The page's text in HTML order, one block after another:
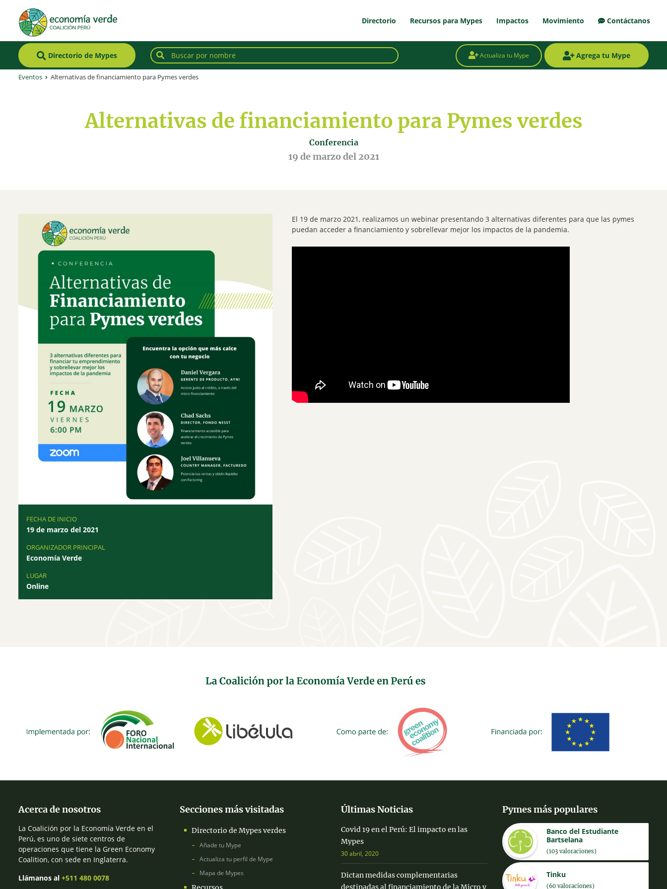
Directorio Recursos para Mypes Impactos Movimiento Contáctanos
Directorio de Mypes Actualiza tu Mype Agrega tu Mype
Eventos Alternativas de financiamiento para Pymes verdes
Alternativas de financiamiento para Pymes verdes
Conferencia
19 de marzo del 2021
FECHA DE INICIO
19 de marzo del 2021
ORGANIZADOR PRINCIPAL
Economía Verde
LUGAR
Online
El 19 de marzo 2021, realizamos un webinar presentando 3 alternativas diferentes para que las pymes
puedan acceder a financiamiento y sobrellevar mejor los impactos de la pandemia.
Acerca de nosotros
La Coalición por la Economía Verde en el
Perú, es uno de siete centros de
operaciones que tiene la Green Economy
Coalition, con sede en Inglaterra.
Llámanos al +511 480 0078
Secciones más visitadas
Directorio de Mypes verdes
Añade tu Mype
Actualiza tu perfil de Mype
Mapa de Mypes
Últimas Noticias
Covid 19 en el Perú: El impacto en las
Mypes
30 abril, 2020
Dictan medidas complementarias
destinadas al financiamiento de la Micro y
Pymes más populares
Banco del Estudiante
Bartselana
(103 valoraciones)
Tinku
(60 valoraciones)